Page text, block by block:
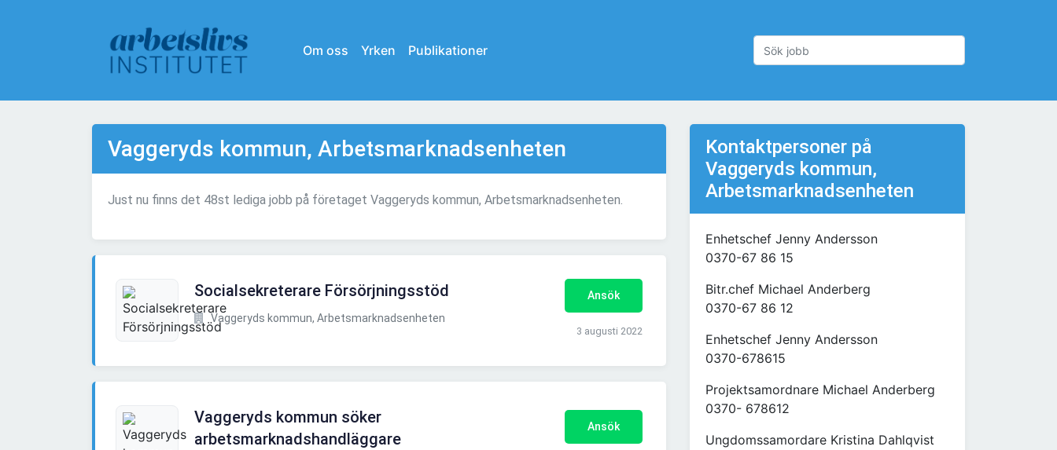
Om oss Yrken Publikationer
Vaggeryds kommun, Arbetsmarknadsenheten
Just nu finns det 48st lediga jobb på företaget Vaggeryds kommun, Arbetsmarknadsenheten.
Socialsekreterare Försörjningsstöd
Vaggeryds kommun, Arbetsmarknadsenheten
Ansök
3 augusti 2022
Vaggeryds kommun söker
arbetsmarknadshandläggare
Ansök
Kontaktpersoner på
Vaggeryds kommun,
Arbetsmarknadsenheten
Enhetschef Jenny Andersson
0370-67 86 15
Bitr.chef Michael Anderberg
0370-67 86 12
Enhetschef Jenny Andersson
0370-678615
Projektsamordnare Michael Anderberg
0370- 678612
Ungdomssamordare Kristina Dahlqvist